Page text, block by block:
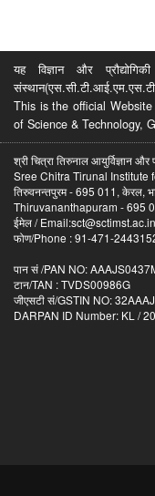
यह विज्ञान और
This is the official
of Science & Technology,
श्री चित्रा तिरुनाल आयुर्विज्ञान और
Sree Chitra Tirunal Institute
तिरुवनन्तपुरम - 695 011, केरल,
Thiruvananthapuram - 695
ईमेल / Email:sct@sctimst.ac.in
फोण/Phone : 91-471-
पान सं /PAN NO:
टान/TAN : TVDS00986G
जीएसटी सं/GSTIN NO:
DARPAN ID Number: KL /